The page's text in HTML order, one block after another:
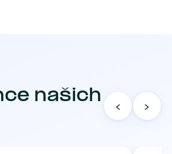
našich
‹ ›